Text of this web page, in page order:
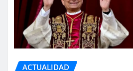
ACTUALIDAD